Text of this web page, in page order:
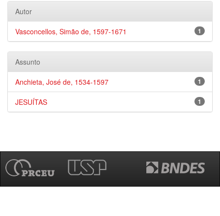
Autor
1
Vasconcellos, Simão de, 1597-1671
Assunto
1
Anchieta, José de, 1534-1597
1
JESUÍTAS